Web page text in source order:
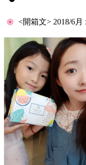
<開箱文> 2018/6